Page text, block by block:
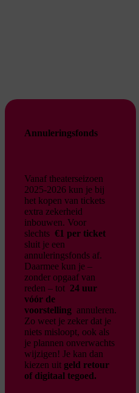
Annuleringsfonds
Vanaf theaterseizoen
2025-2026 kun je bij
het kopen van tickets
extra zekerheid
inbouwen. Voor
slechts €1 per ticket
sluit je een
annuleringsfonds af.
Daarmee kun je –
zonder opgaaf van
reden – tot 24 uur
vóór de
voorstelling annuleren.
Zo weet je zeker dat je
niets misloopt, ook als
je plannen onverwachts
wijzigen! Je kan dan
kiezen uit geld retour
of digitaal tegoed.